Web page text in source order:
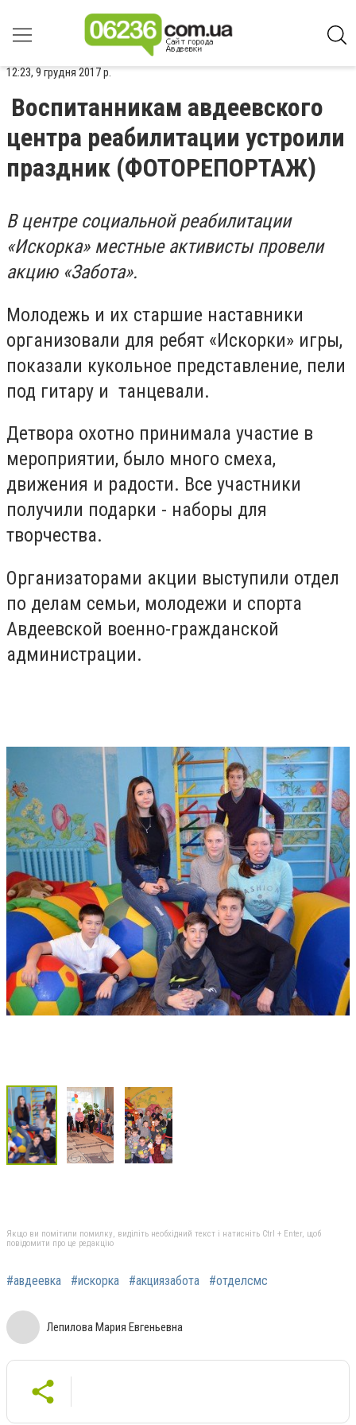
12:23, 9 грудня 2017 р.
Воспитанникам авдеевского
центра реабилитации устроили
праздник (ФОТОРЕПОРТАЖ)
В центре социальной реабилитации
«Искорка» местные активисты провели
акцию «Забота».
Молодежь и их старшие наставники
организовали для ребят «Искорки» игры,
показали кукольное представление, пели
под гитару и танцевали.
Детвора охотно принимала участие в
мероприятии, было много смеха,
движения и радости. Все участники
получили подарки - наборы для
творчества.
Организаторами акции выступили отдел
по делам семьи, молодежи и спорта
Авдеевской военно-гражданской
администрации.
Якщо ви помітили помилку, виділіть необхідний текст і натисніть Ctrl + Enter, щоб
повідомити про це редакцію
#авдеевка #искорка #акциязабота #отделсмс
Лепилова Мария Евгеньевна